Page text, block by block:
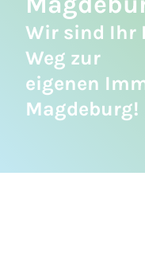
Wir sind Ihr
Weg zur
eigenen
Magdeburg!